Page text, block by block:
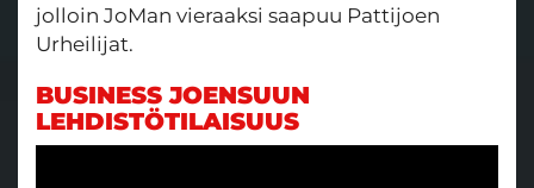
jolloin JoMan vieraaksi saapuu Pattijoen
Urheilijat.
BUSINESS JOENSUUN
LEHDISTÖTILAISUUS